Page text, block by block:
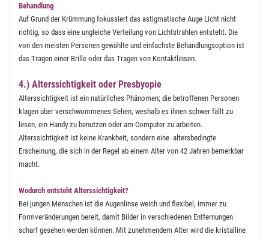
Behandlung
Auf Grund der Krümmung fokussiert das astigmatische Auge Licht nicht
richtig, so dass eine ungleiche Verteilung von Lichtstrahlen entsteht. Die
von den meisten Personen gewählte und einfachste Behandlungsoption ist
das Tragen einer Brille oder das Tragen von Kontaktlinsen.
4.) Alterssichtigkeit oder Presbyopie
Alterssichtigkeit ist ein natürliches Phänomen; die betroffenen Personen
klagen über verschwommenes Sehen, weshalb es ihnen schwer fällt zu
lesen, ein Handy zu benutzen oder am Computer zu arbeiten.
Alterssichtigkeit ist keine Krankheit, sondern eine altersbedingte
Erscheinung, die sich in der Regel ab einem Alter von 42 Jahren bemerkbar
macht.
Wodurch entsteht Alterssichtigkeit?
Bei jungen Menschen ist die Augenlinse weich und flexibel, immer zu
Formveränderungen bereit, damit Bilder in verschiedenen Entfernungen
scharf gesehen werden können. Mit zunehmendem Alter wird die kristalline